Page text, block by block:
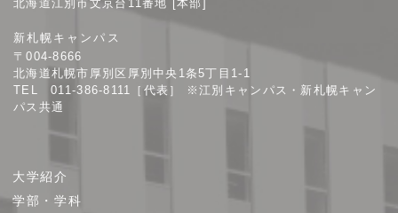
大
学
北海道江別市文京台11番地 [本部]
新札幌キャンパス
〒004-8666
北海道札幌市厚別区厚別中央1条5丁目1-1
TEL 011-386-8111［代表］ ※江別キャンパス・新札幌キャン
パス共通
ト
大学紹介
学部・学科